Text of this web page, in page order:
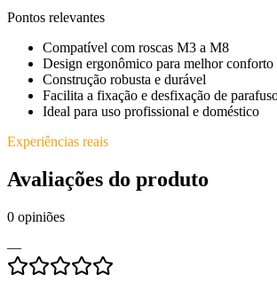
Pontos relevantes
Compatível com roscas M3 a M8
Design ergonômico para melhor conforto
Construção robusta e durável
Facilita a fixação e desfixação de
Ideal para uso profissional e doméstico
Experiências reais
Avaliações do produto
0 opiniões
—